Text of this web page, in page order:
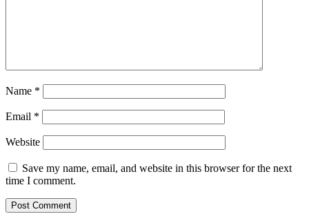
Name *
Email *
Website
Save my name, email, and website in this browser for the next
time I comment.